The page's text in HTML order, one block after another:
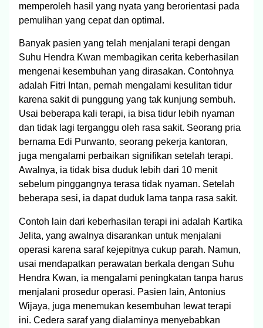
memperoleh hasil yang nyata yang berorientasi pada
pemulihan yang cepat dan optimal.
Banyak pasien yang telah menjalani terapi dengan
Suhu Hendra Kwan membagikan cerita keberhasilan
mengenai kesembuhan yang dirasakan. Contohnya
adalah Fitri Intan, pernah mengalami kesulitan tidur
karena sakit di punggung yang tak kunjung sembuh.
Usai beberapa kali terapi, ia bisa tidur lebih nyaman
dan tidak lagi terganggu oleh rasa sakit. Seorang pria
bernama Edi Purwanto, seorang pekerja kantoran,
juga mengalami perbaikan signifikan setelah terapi.
Awalnya, ia tidak bisa duduk lebih dari 10 menit
sebelum pinggangnya terasa tidak nyaman. Setelah
beberapa sesi, ia dapat duduk lama tanpa rasa sakit.
Contoh lain dari keberhasilan terapi ini adalah Kartika
Jelita, yang awalnya disarankan untuk menjalani
operasi karena saraf kejepitnya cukup parah. Namun,
usai mendapatkan perawatan berkala dengan Suhu
Hendra Kwan, ia mengalami peningkatan tanpa harus
menjalani prosedur operasi. Pasien lain, Antonius
Wijaya, juga menemukan kesembuhan lewat terapi
ini. Cedera saraf yang dialaminya menyebabkan